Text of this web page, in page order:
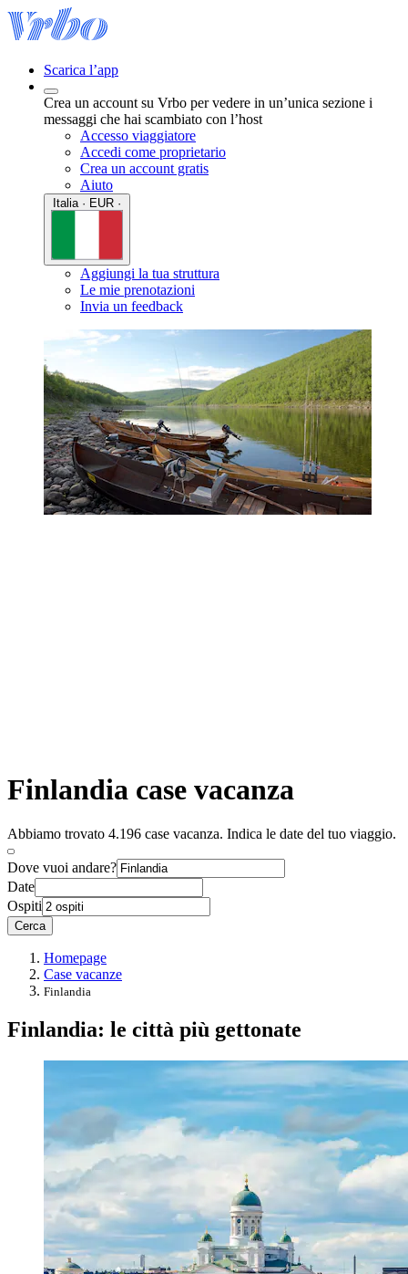
Scarica l’app
Crea un account su Vrbo per vedere in un’unica sezione i
messaggi che hai scambiato con l’host
Accesso viaggiatore
Accedi come proprietario
Crea un account gratis
Aiuto
Aggiungi la tua struttura
Le mie prenotazioni
Invia un feedback
Finlandia case vacanza
Abbiamo trovato 4.196 case vacanza. Indica le date del tuo viaggio.
Dove vuoi andare?
Date
Ospiti
Cerca
Homepage
Case vacanze
Finlandia
Finlandia: le città più gettonate